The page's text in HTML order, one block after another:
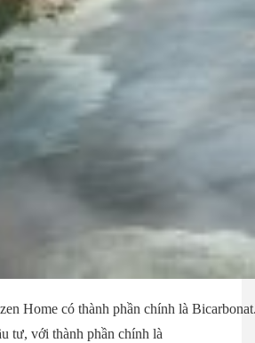
Home có thành phần chính là
tư, với thành phần chính là